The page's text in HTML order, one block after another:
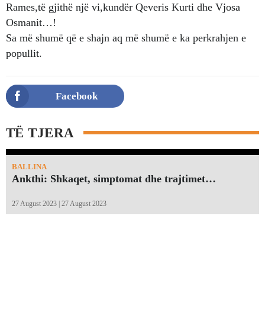
Rames,të gjithë një vi,kundër Qeveris Kurti dhe Vjosa
Osmanit…!
Sa më shumë që e shajn aq më shumë e ka perkrahjen e
popullit.
Facebook
TË TJERA
BALLINA
Ankthi: Shkaqet, simptomat dhe trajtimet…
27 August 2023 | 27 August 2023